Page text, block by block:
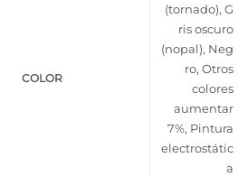
COLOR
(tornado), G
ris oscuro
(nopal), Neg
ro, Otros
colores
aumentar
7%, Pintura
electrostátic
a